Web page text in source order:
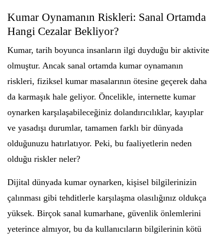
Kumar Oynamanın Riskleri: Sanal Ortamda
Hangi Cezalar Bekliyor?
Kumar, tarih boyunca insanların ilgi duyduğu bir aktivite
olmuştur. Ancak sanal ortamda kumar oynamanın
riskleri, fiziksel kumar masalarının ötesine geçerek daha
da karmaşık hale geliyor. Öncelikle, internette kumar
oynarken karşılaşabileceğiniz dolandırıcılıklar, kayıplar
ve yasadışı durumlar, tamamen farklı bir dünyada
olduğunuzu hatırlatıyor. Peki, bu faaliyetlerin neden
olduğu riskler neler?
Dijital dünyada kumar oynarken, kişisel bilgilerinizin
çalınması gibi tehditlerle karşılaşma olasılığınız oldukça
yüksek. Birçok sanal kumarhane, güvenlik önlemlerini
yeterince almıyor, bu da kullanıcıların bilgilerinin kötü